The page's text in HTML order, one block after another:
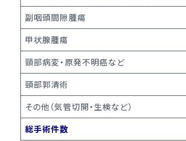
副咽頭間隙腫瘍
甲状腺腫瘍
頸部病変・原発不明癌など
頸部郭清術
その他（気管切開・生検など）
総手術件数